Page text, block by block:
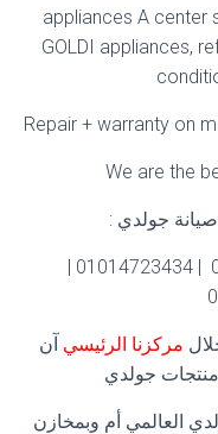
appliances A center
GOLDI appliances,
Repair + warranty on
We are the
جولدي :
01225025360 | 01127571696 | 01014723434 |
مركزنا الرئيسي آن
جولدي
العالمي أم وبمخازن